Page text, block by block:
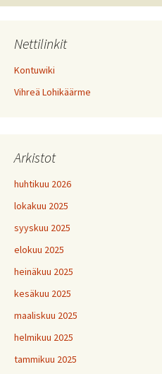
Nettilinkit
Kontuwiki
Vihreä Lohikäärme
Arkistot
huhtikuu 2026
lokakuu 2025
syyskuu 2025
elokuu 2025
heinäkuu 2025
kesäkuu 2025
maaliskuu 2025
helmikuu 2025
tammikuu 2025